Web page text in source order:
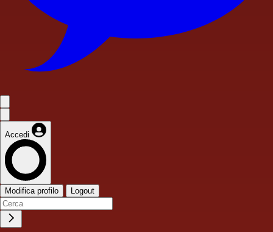
Accedi
Modifica profilo Logout